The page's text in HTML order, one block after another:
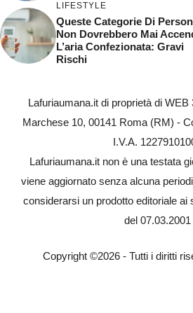
LIFESTYLE
Queste Categorie Di
Non Dovrebbero Mai
L’aria Confezionata: Gravi
Rischi
Lafuriaumana.it di proprietà di
Marchese 10, 00141 Roma (RM) -
I.V.A.
Lafuriaumana.it non è una testata
viene aggiornato senza alcuna
considerarsi un prodotto editoriale ai
del 07.03.2001
Copyright ©2026 - Tutti i diritti